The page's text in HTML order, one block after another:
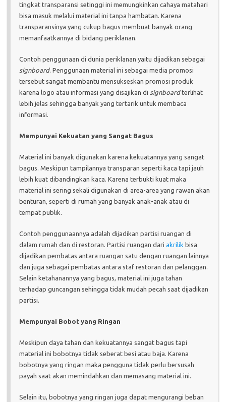
tingkat transparansi setinggi ini memungkinkan cahaya matahari
bisa masuk melalui material ini tanpa hambatan. Karena
transparansinya yang cukup bagus membuat banyak orang
memanfaatkannya di bidang periklanan.
Contoh penggunaan di dunia periklanan yaitu dijadikan sebagai
signboard. Penggunaan material ini sebagai media promosi
tersebut sangat membantu mensukseskan promosi produk
karena logo atau informasi yang disajikan di signboardterlihat
lebih jelas sehingga banyak yang tertarik untuk membaca
informasi.
Mempunyai Kekuatan yang Sangat Bagus
Material ini banyak digunakan karena kekuatannya yang sangat
bagus. Meskipun tampilannya transparan seperti kaca tapi jauh
lebih kuat dibandingkan kaca. Karena terbukti kuat maka
material ini sering sekali digunakan di area-area yang rawan akan
benturan, seperti di rumah yang banyak anak-anak atau di
tempat publik.
Contoh penggunaannya adalah dijadikan partisi ruangan di
dalam rumah dan di restoran. Partisi ruangan dari akrilik bisa
dijadikan pembatas antara ruangan satu dengan ruangan lainnya
dan juga sebagai pembatas antara staf restoran dan pelanggan.
Selain ketahanannya yang bagus, material ini juga tahan
terhadap guncangan sehingga tidak mudah pecah saat dijadikan
partisi.
Mempunyai Bobot yang Ringan
Meskipun daya tahan dan kekuatannya sangat bagus tapi
material ini bobotnya tidak seberat besi atau baja. Karena
bobotnya yang ringan maka pengguna tidak perlu bersusah
payah saat akan memindahkan dan memasang material ini.
Selain itu, bobotnya yang ringan juga dapat mengurangi beban